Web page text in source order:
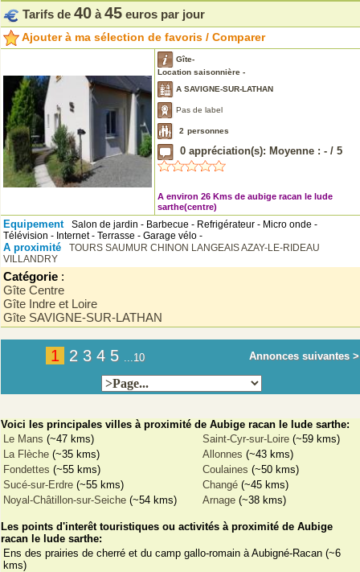
Tarifs de 40 à 45 euros par jour
Ajouter à ma sélection de favoris / Comparer
Gîte-
Location saisonnière -
A SAVIGNE-SUR-LATHAN
Pas de label
2 personnes
0 appréciation(s): Moyenne : - / 5
A environ 26 Kms de aubige racan le lude
sarthe(centre)
Equipement
Salon de jardin - Barbecue - Refrigérateur - Micro onde -
Télévision - Internet - Terrasse - Garage vélo -
A proximité TOURS SAUMUR CHINON LANGEAISAZAY-LE-RIDEAU
VILLANDRY
Catégorie :
Gîte Centre
Gîte Indre et Loire
Gîte SAVIGNE-SUR-LATHAN
1 2 3 4 5 ...10 Annonces suivantes >
Voici les principales villes à proximité de Aubige racan le lude sarthe:
Le Mans (~47 kms) Saint-Cyr-sur-Loire (~59 kms)
La Flèche (~35 kms) Allonnes (~43 kms)
Fondettes (~55 kms) Coulaines (~50 kms)
Sucé-sur-Erdre (~55 kms) Changé (~45 kms)
Noyal-Châtillon-sur-Seiche (~54 kms) Arnage (~38 kms)
Les points d'interêt touristiques ou activités à proximité de Aubige
racan le lude sarthe:
Ens des prairies de cherré et du camp gallo-romain à Aubigné-Racan (~6
kms)